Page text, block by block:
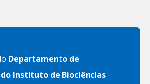
Departamento de
Instituto de Biociências